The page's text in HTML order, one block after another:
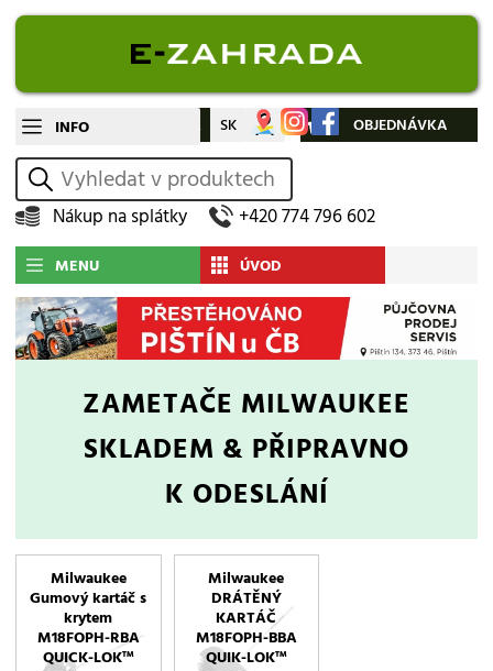
INFO CZ SK Můj účet OBJEDNÁVKA
vyhledat
Nákup na splátky +420 774 796 602
MENU ÚVOD
ZAMETAČE MILWAUKEE
SKLADEM & PŘIPRAVNO
K ODESLÁNÍ
Milwaukee
Gumový kartáč s
krytem
M18FOPH-RBA
QUICK-LOK™
Milwaukee
DRÁTĚNÝ
KARTÁČ
M18FOPH-BBA
QUIK-LOK™